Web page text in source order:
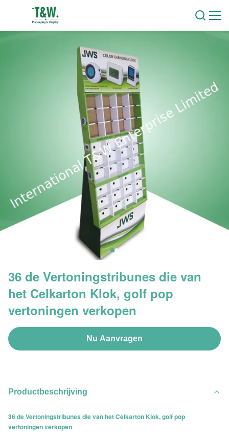
36 de Vertoningstribunes die van
het Celkarton Klok, golf pop
vertoningen verkopen
Nu Aanvragen
Productbeschrijving
36 de Vertoningstribunes die van het Celkarton Klok, golf pop
vertoningen verkopen